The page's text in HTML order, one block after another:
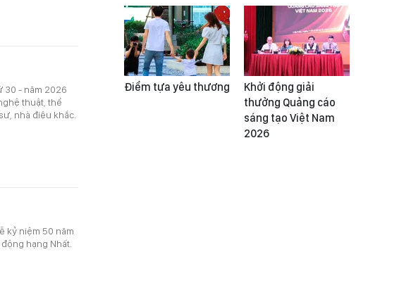
30 - năm 2026
thuật, thể
nhà điêu khắc.
kỷ niệm 50 năm
hạng Nhất.
Điểm tựa yêu thương
Khởi động giải
thưởng Quảng cáo
sáng tạo Việt Nam
2026